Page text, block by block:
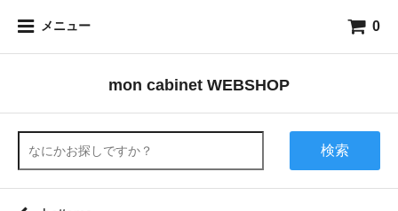
メニュー 0
mon cabinet WEBSHOP
検索